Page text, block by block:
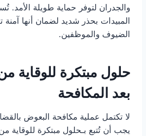
والجدران لتوفر حماية طويلة الأمد.
المبيدات بحذر شديد لضمان أنها
الضيوف والموظفين.
حلول مبتكرة للوقاية
بعد المكافحة
لا تكتمل عملية مكافحة البعوض
يجب أن تُتبع بـحلول مبتكرة للوقاية